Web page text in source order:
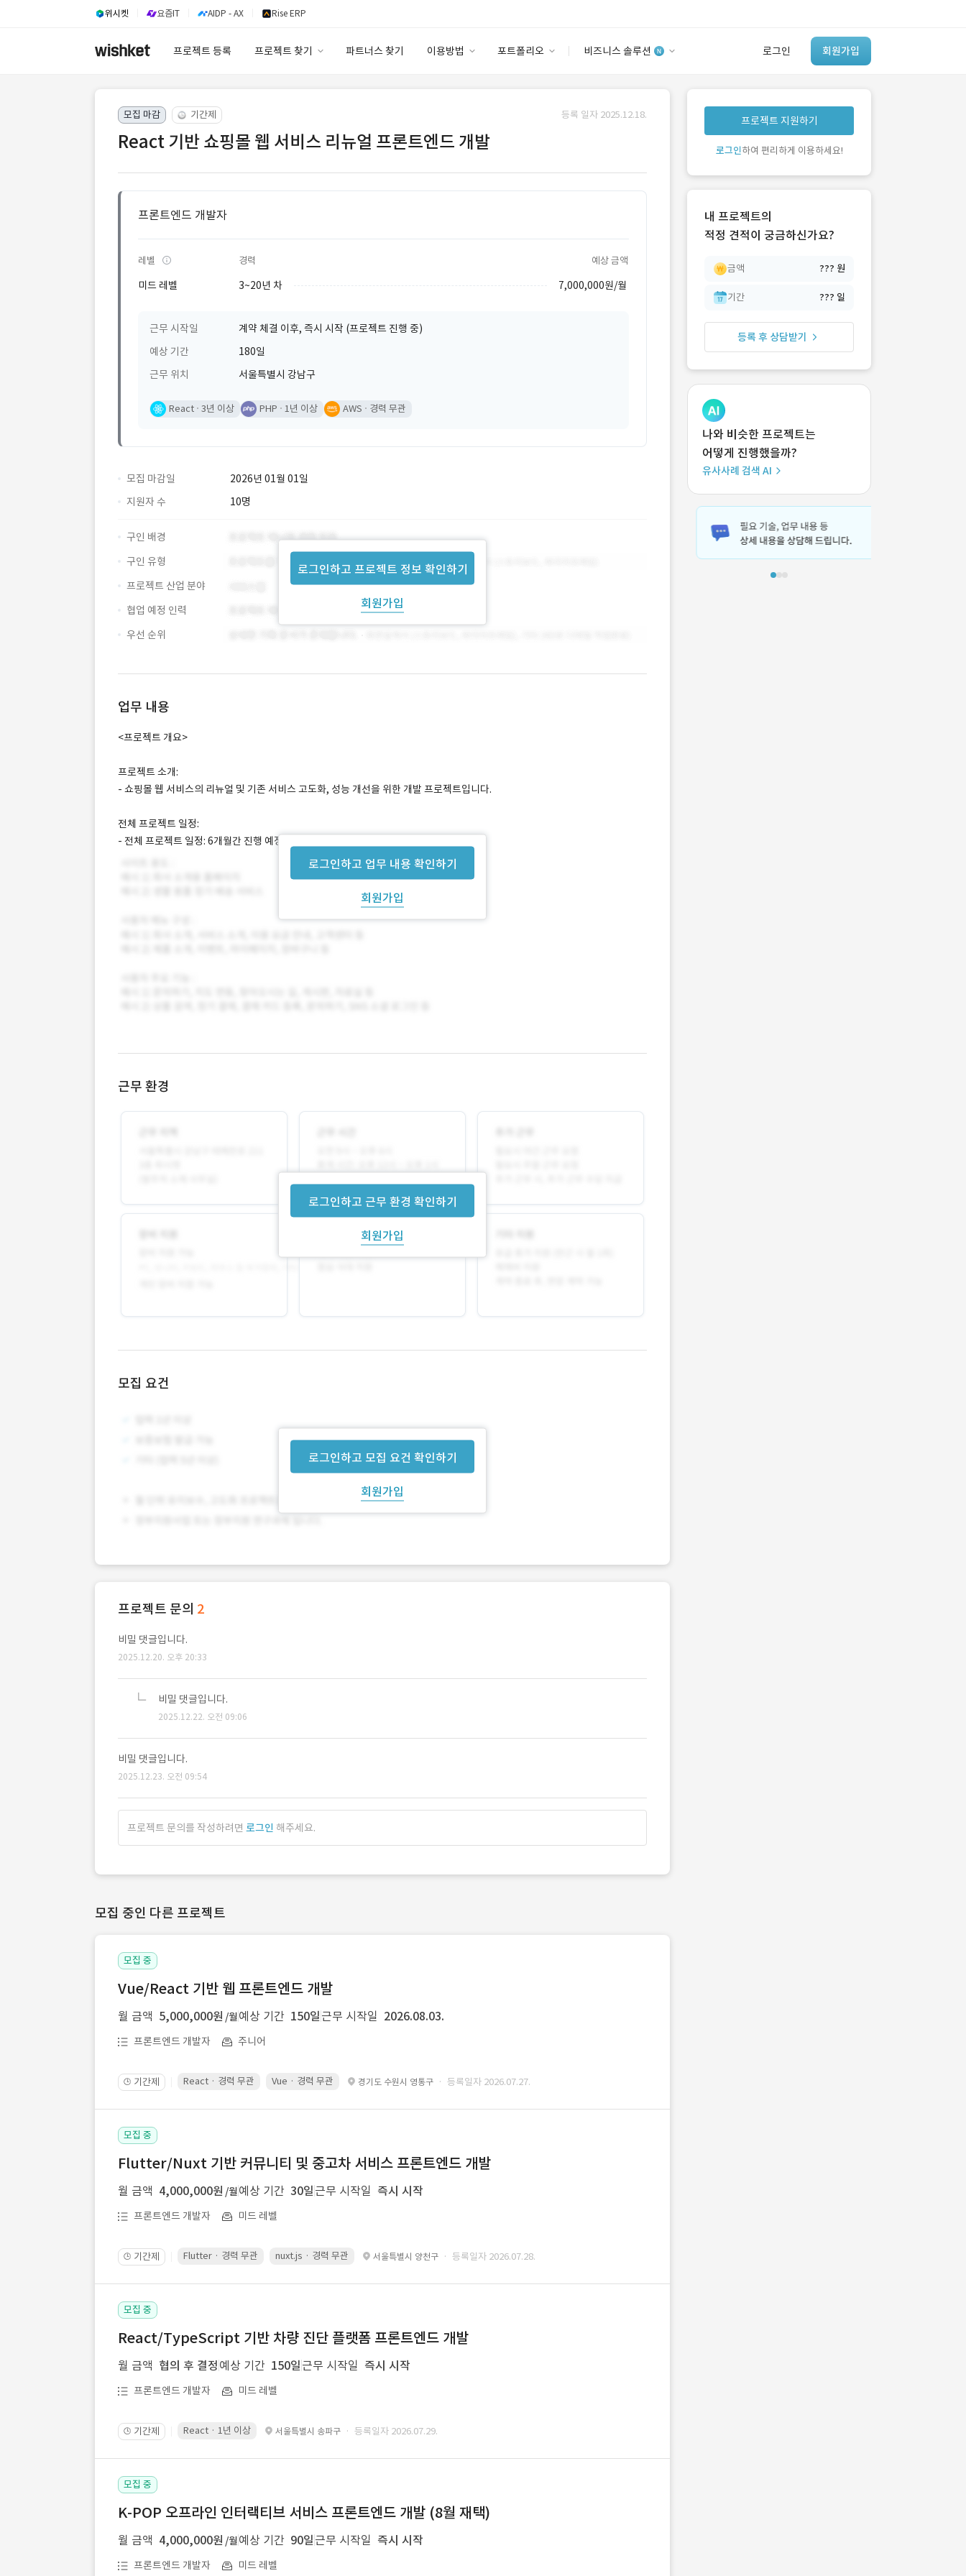
위시켓 요즘IT AIDP - AX Rise ERP
프로젝트 등록 프로젝트 찾기 파트너스 찾기 이용방법 포트폴리오 비즈니스 솔루션 로그인 회원가입
이용요금
고객센터
안심 코드 케어
유사사례 검색 AI
‘이런 거’ 만들어본
개발 회사 있어?
모집 마감 기간제 등록 일자 2025.12.18.
React 기반 쇼핑몰 웹 서비스 리뉴얼 프론트엔드 개발
프론트엔드 개발자
레벨 경력 예상 금액
미드 레벨 3~20년 차 7,000,000원/월
근무 시작일
계약 체결 이후, 즉시 시작 (프로젝트 진행 중)
예상 기간
180일
근무 위치
서울특별시 강남구
React 3년 이상 PHP 1년 이상 AWS 경력 무관
모집 마감일
2026년 01월 01일
지원자 수
10명
로그인하고 프로젝트 정보 확인하기
회원가입
구인 배경
구인 유형
프로젝트 산업 분야
협업 예정 인력
우선 순위
업무 내용
로그인하고 업무 내용 확인하기
회원가입
<프로젝트 개요>
프로젝트 소개:
- 쇼핑몰 웹 서비스의 리뉴얼 및 기존 서비스 고도화, 성능 개선을 위한 개발 프로젝트입니다.
전체 프로젝트 일정:
- 전체 프로젝트 일정: 6개월간 진행 예정
근무 환경
로그인하고 근무 환경 확인하기
회원가입
모집 요건
로그인하고 모집 요건 확인하기
회원가입
프로젝트 문의 2
비밀 댓글입니다.
2025.12.20. 오후 20:33
비밀 댓글입니다.
2025.12.22. 오전 09:06
비밀 댓글입니다.
2025.12.23. 오전 09:54
프로젝트 문의를 작성하려면 로그인 해주세요.
모집 중인 다른 프로젝트
모집 중
Vue/React 기반 웹 프론트엔드 개발
월 금액 5,000,000원 /월예상 기간 150일 근무 시작일 2026.08.03.
프론트엔드 개발자 주니어
🕒 기간제 React · 경력 무관 Vue · 경력 무관 경기도 수원시 영통구 · 등록일자 2026.07.27.
모집 중
Flutter/Nuxt 기반 커뮤니티 및 중고차 서비스 프론트엔드 개발
월 금액 4,000,000원 /월예상 기간 30일 근무 시작일 즉시 시작
프론트엔드 개발자 미드 레벨
🕒 기간제 Flutter · 경력 무관 nuxt.js · 경력 무관 서울특별시 양천구 · 등록일자 2026.07.28.
모집 중
React/TypeScript 기반 차량 진단 플랫폼 프론트엔드 개발
월 금액 협의 후 결정 예상 기간 150일 근무 시작일 즉시 시작
프론트엔드 개발자 미드 레벨
🕒 기간제 React · 1년 이상 서울특별시 송파구 · 등록일자 2026.07.29.
모집 중
K-POP 오프라인 인터랙티브 서비스 프론트엔드 개발 (8월 재택)
월 금액 4,000,000원 /월예상 기간 90일 근무 시작일 즉시 시작
프론트엔드 개발자 미드 레벨
프로젝트 지원하기
로그인하여 편리하게 이용하세요!
내 프로젝트의
적정 견적이 궁금하신가요?
금액 ??? 원
기간 ??? 일
등록 후 상담받기
나와 비슷한 프로젝트는
어떻게 진행했을까?
유사사례 검색 AI